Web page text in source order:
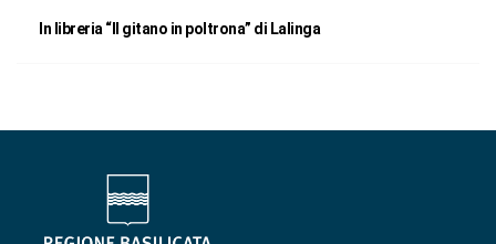
In libreria “Il gitano in poltrona” di Lalinga